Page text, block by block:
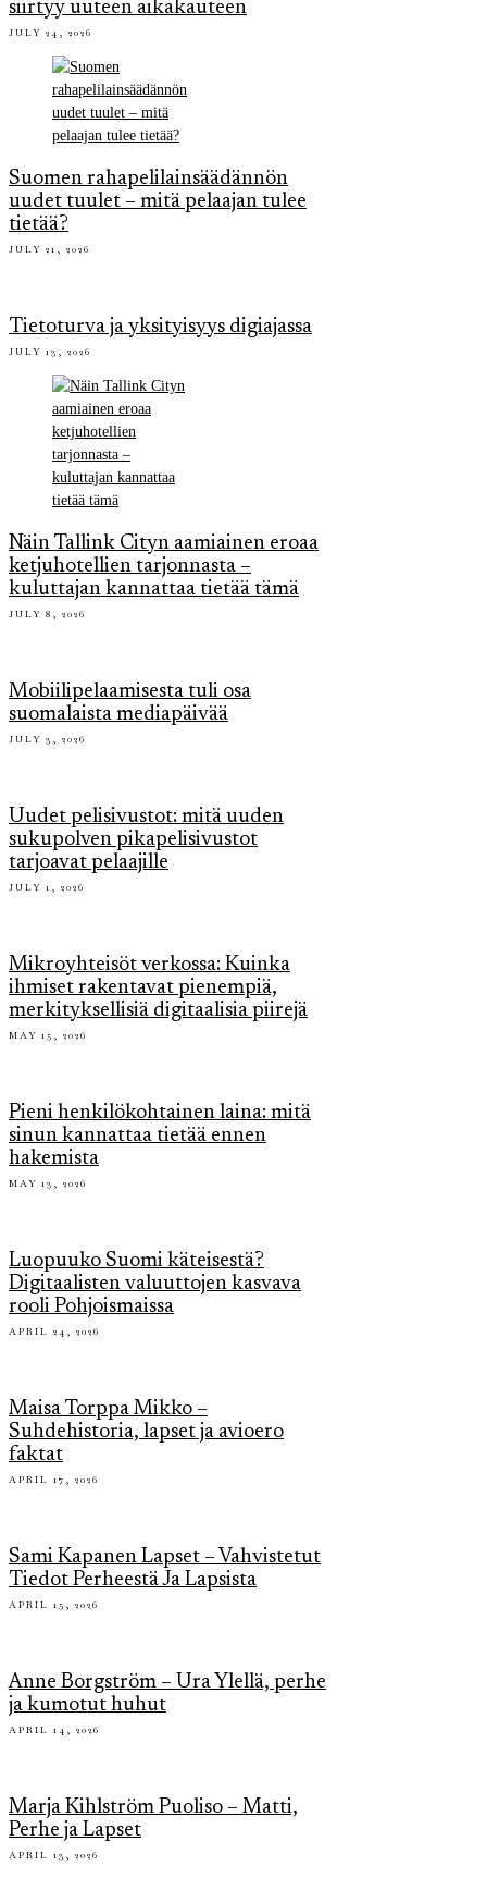
siirtyy uuteen aikakauteen
JULY 24, 2026
Suomen rahapelilainsäädännön
uudet tuulet – mitä pelaajan tulee
tietää?
JULY 21, 2026
Tietoturva ja yksityisyys digiajassa
JULY 13, 2026
Näin Tallink Cityn aamiainen eroaa
ketjuhotellien tarjonnasta –
kuluttajan kannattaa tietää tämä
JULY 8, 2026
Mobiilipelaamisesta tuli osa
suomalaista mediapäivää
JULY 3, 2026
Uudet pelisivustot: mitä uuden
sukupolven pikapelisivustot
tarjoavat pelaajille
JULY 1, 2026
Mikroyhteisöt verkossa: Kuinka
ihmiset rakentavat pienempiä,
merkityksellisiä digitaalisia piirejä
MAY 15, 2026
Pieni henkilökohtainen laina: mitä
sinun kannattaa tietää ennen
hakemista
MAY 13, 2026
Luopuuko Suomi käteisestä?
Digitaalisten valuuttojen kasvava
rooli Pohjoismaissa
APRIL 24, 2026
Maisa Torppa Mikko –
Suhdehistoria, lapset ja avioero
faktat
APRIL 17, 2026
Sami Kapanen Lapset – Vahvistetut
Tiedot Perheestä Ja Lapsista
APRIL 15, 2026
Anne Borgström – Ura Ylellä, perhe
ja kumotut huhut
APRIL 14, 2026
Marja Kihlström Puoliso – Matti,
Perhe ja Lapset
APRIL 13, 2026